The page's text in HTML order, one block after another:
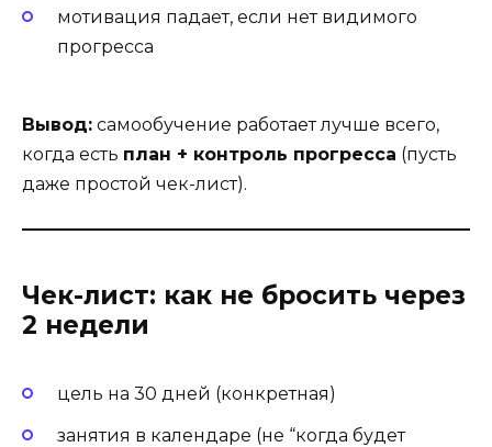
мотивация падает, если нет видимого
прогресса
Вывод: самообучение работает лучше всего,
когда есть план + контроль прогресса (пусть
даже простой чек-лист).
Чек-лист: как не бросить через
2 недели
цель на 30 дней (конкретная)
занятия в календаре (не “когда будет